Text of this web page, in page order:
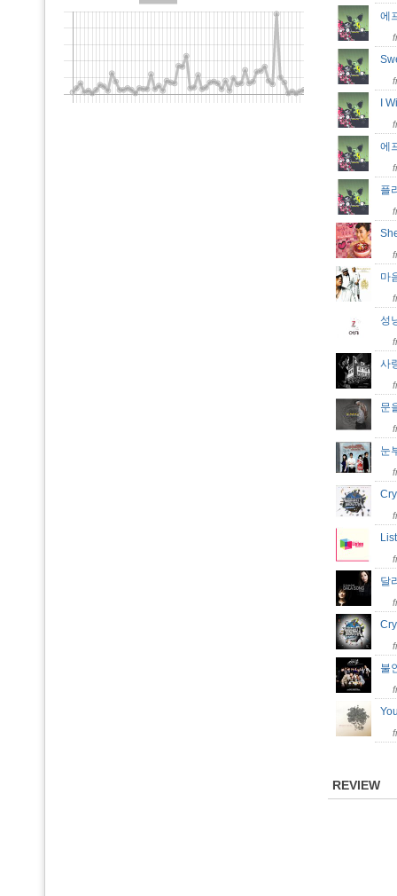
에
I
에
플
마
성
사
문
눈
달
불
REVIEW